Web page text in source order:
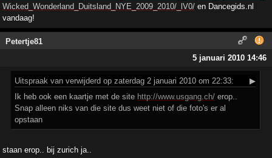
Wicked_Wonderland_Duitsland_NYE_2009_2010/_lV0/en Dancegids.nl
vandaag!
Petertje81
5 januari 2010 14:46
Uitspraak van verwijderd op zaterdag 2 januari 2010 om 22:33:
▶
Ik heb ook een kaartje met de site http://www.usgang.ch/ erop..
Snap alleen niks van die site dus weet niet of die foto's er al
opstaan
staan erop.. bij zurich ja..